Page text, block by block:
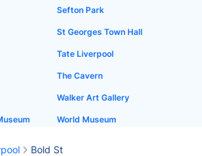
Sefton Park
St Georges Town Hall
Tate Liverpool
The Cavern
Walker Art Gallery
World Museum
Bold St